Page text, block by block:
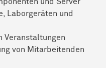
Laborgeräten und
Veranstaltungen
von Mitarbeitenden